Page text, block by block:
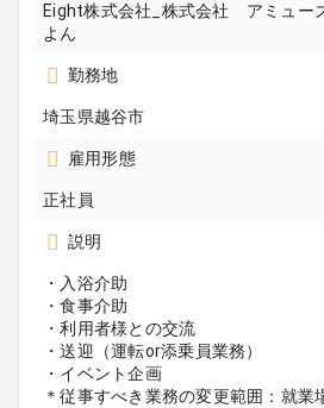
Eight株式会社_株式会社 アミュー
よん
勤務地
埼玉県越谷市
雇用形態
正社員
説明
・入浴介助
・食事介助
・利用者様との交流
・送迎（運転or添乗員業務）
・イベント企画
＊従事すべき業務の変更範囲：就業